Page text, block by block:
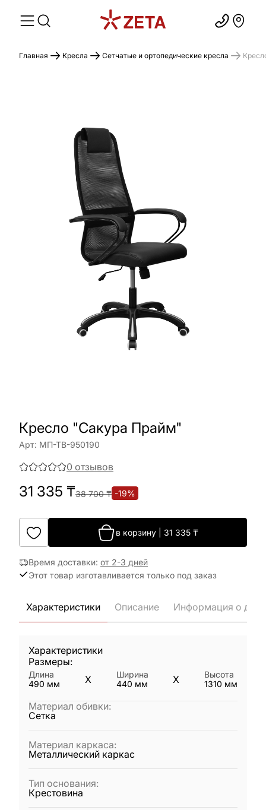
Главная Кресла Сетчатые и ортопедические кресла
Кресло "Сакура Прайм"
Арт: МП-ТВ-950190
0 отзывов
31 335 ₸38 700₸ -19%
в корзину 31 335 ₸
Время доставки: от 2-3 дней
Этот товар изготавливается только под заказ
Характеристики Описание Информация о
Характеристики
Размеры:
Длина
490 мм X
Ширина
440 мм X
Высота
1310 мм
Материал обивки:
Сетка
Материал каркаса:
Металлический каркас
Тип основания:
Крестовина